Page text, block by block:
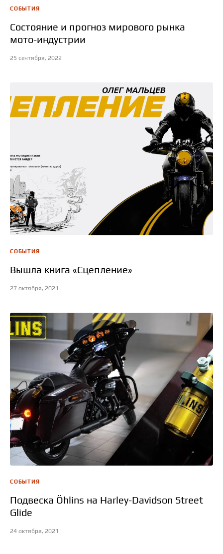
СОБЫТИЯ
Состояние и прогноз мирового рынка
мото-индустрии
25 сентября, 2022
СОБЫТИЯ
Вышла книга «Сцепление»
27 октября, 2021
СОБЫТИЯ
Подвеска Öhlins на Harley-Davidson Street
Glide
24 октября, 2021